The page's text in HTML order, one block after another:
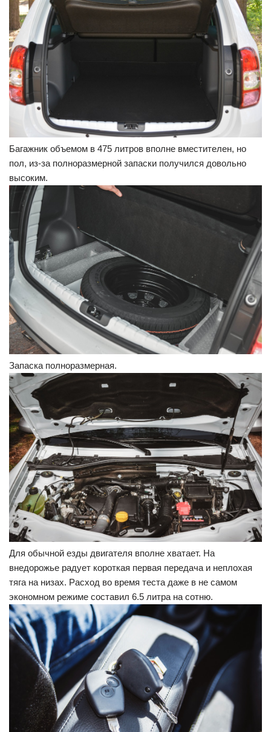
Багажник объемом в 475 литров вполне вместителен, но
пол, из-за полноразмерной запаски получился довольно
высоким.
Запаска полноразмерная.
Для обычной езды двигателя вполне хватает. На
внедорожье радует короткая первая передача и неплохая
тяга на низах. Расход во время теста даже в не самом
экономном режиме составил 6.5 литра на сотню.